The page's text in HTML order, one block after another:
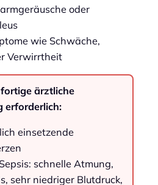
oder
wie Schwäche,
Verwirrtheit
ärztliche
erforderlich:
einsetzende
schnelle Atmung,
sehr niedriger Blutdruck,